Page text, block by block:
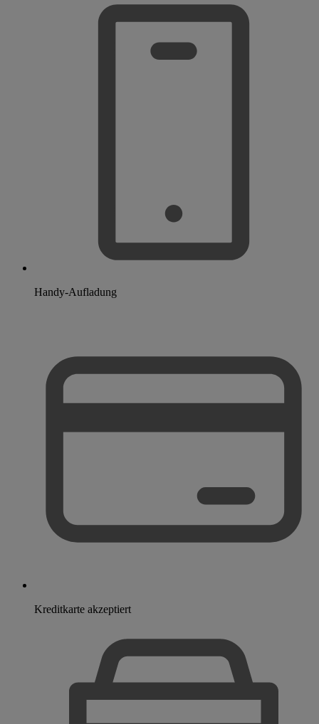
Handy-Aufladung
Kreditkarte akzeptiert